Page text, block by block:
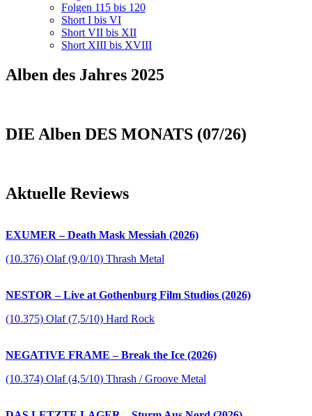
Folgen 115 bis 120
Short I bis VI
Short VII bis XII
Short XIII bis XVIII
Alben des Jahres 2025
DIE Alben DES MONATS (07/26)
Aktuelle Reviews
EXUMER – Death Mask Messiah (2026)
(10.376) Olaf (9,0/10) Thrash Metal
NESTOR – Live at Gothenburg Film Studios (2026)
(10.375) Olaf (7,5/10) Hard Rock
NEGATIVE FRAME – Break the Ice (2026)
(10.374) Olaf (4,5/10) Thrash / Groove Metal